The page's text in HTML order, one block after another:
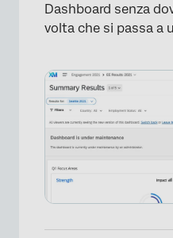
Dashboard senza
volta che si passa a